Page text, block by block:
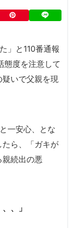
」と110番通報
態度を注意して
いで父親を現
一安心、とな
ら、「ガキが
続出の悪
、」